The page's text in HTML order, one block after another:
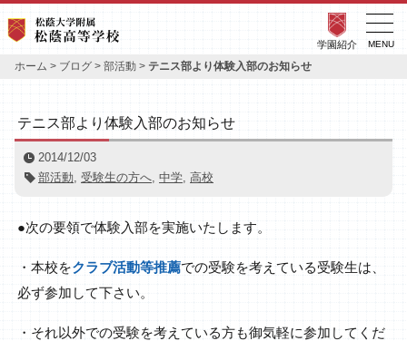
学園紹介
ホーム > ブログ > 部活動 > テニス部より体験入部のお知らせ
テニス部より体験入部のお知らせ
2014/12/03
部活動, 受験生の方へ, 中学, 高校
●次の要領で体験入部を実施いたします。
・本校をクラブ活動等推薦での受験を考えている受験生は、
必ず参加して下さい。
・それ以外での受験を考えている方も御気軽に参加してくだ
MENU